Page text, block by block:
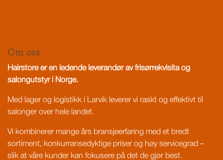
Om oss
Hairstore er en ledende leverandør av frisørrekvisita og
salongutstyr i Norge.
Med lager og logistikk i Larvik leverer vi raskt og effektivt til
salonger over hele landet.
Vi kombinerer mange års bransjeerfaring med et bredt
sortiment, konkurransedyktige priser og høy servicegrad –
slik at våre kunder kan fokusere på det de gjør best.